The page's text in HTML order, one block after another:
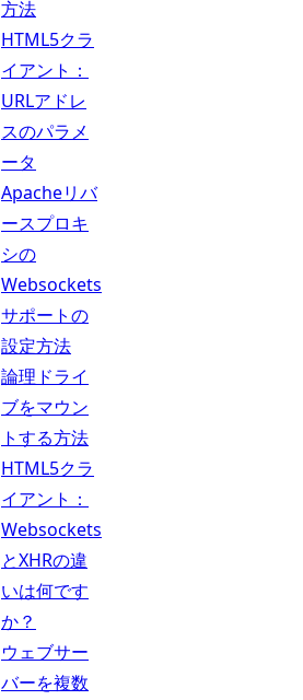
方法
HTML5クラ
イアント：
URLアドレ
スのパラメ
ータ
Apacheリバ
ースプロキ
シの
Websockets
サポートの
設定方法
論理ドライ
ブをマウン
トする方法
HTML5クラ
イアント：
Websockets
とXHRの違
いは何です
か？
ウェブサー
バーを複数